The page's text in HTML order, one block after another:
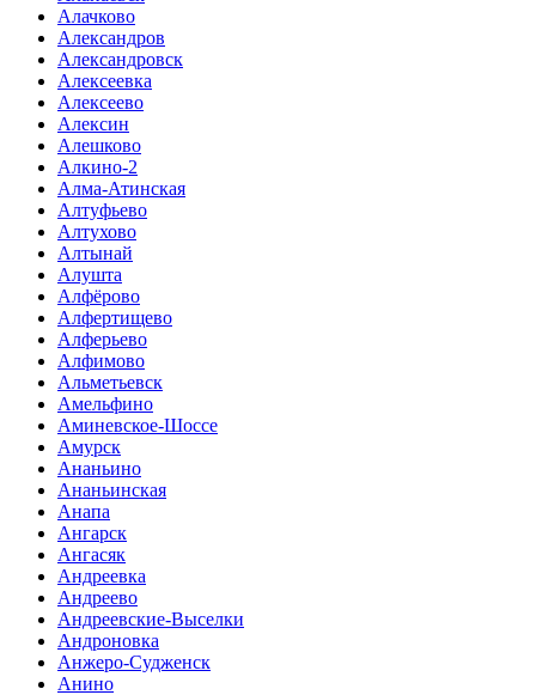
Алачково
Александров
Александровск
Алексеевка
Алексеево
Алексин
Алешково
Алкино-2
Алма-Атинская
Алтуфьево
Алтухово
Алтынай
Алушта
Алфёрово
Алфертищево
Алферьево
Алфимово
Альметьевск
Амельфино
Аминевское-Шоссе
Амурск
Ананьино
Ананьинская
Анапа
Ангарск
Ангасяк
Андреевка
Андреево
Андреевские-Выселки
Андроновка
Анжеро-Судженск
Анино